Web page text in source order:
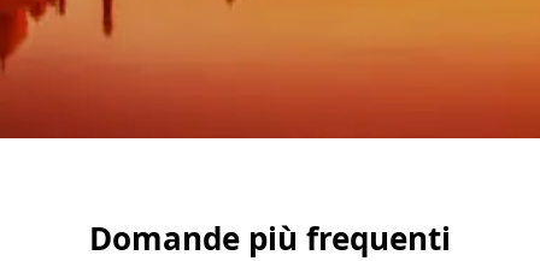
Domande più frequenti